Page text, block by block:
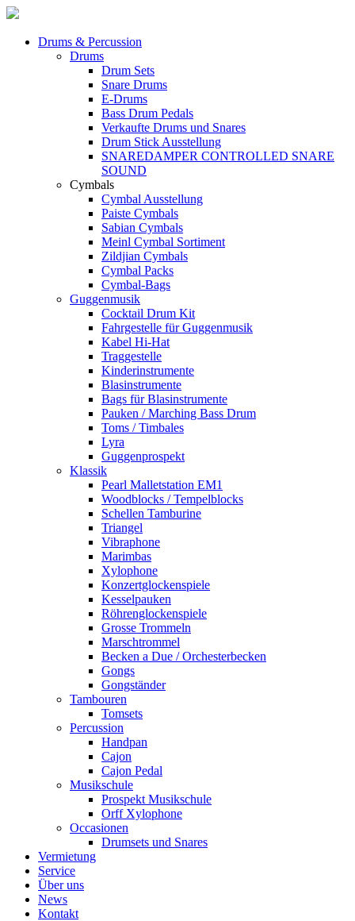
Drums & Percussion
Drums
Drum Sets
Snare Drums
E-Drums
Bass Drum Pedals
Verkaufte Drums und Snares
Drum Stick Ausstellung
SNAREDAMPER CONTROLLED SNARE
SOUND
Cymbals
Cymbal Ausstellung
Paiste Cymbals
Sabian Cymbals
Meinl Cymbal Sortiment
Zildjian Cymbals
Cymbal Packs
Cymbal-Bags
Guggenmusik
Cocktail Drum Kit
Fahrgestelle für Guggenmusik
Kabel Hi-Hat
Traggestelle
Kinderinstrumente
Blasinstrumente
Bags für Blasinstrumente
Pauken / Marching Bass Drum
Toms / Timbales
Lyra
Guggenprospekt
Klassik
Pearl Malletstation EM1
Woodblocks / Tempelblocks
Schellen Tamburine
Triangel
Vibraphone
Marimbas
Xylophone
Konzertglockenspiele
Kesselpauken
Röhren­glocken­spiele
Grosse Trommeln
Marschtrommel
Becken a Due / Orchester­becken
Gongs
Gongständer
Tambouren
Tomsets
Percussion
Handpan
Cajon
Cajon Pedal
Musikschule
Prospekt Musikschule
Orff Xylophone
Occasionen
Drumsets und Snares
Vermietung
Service
Über uns
News
Kontakt